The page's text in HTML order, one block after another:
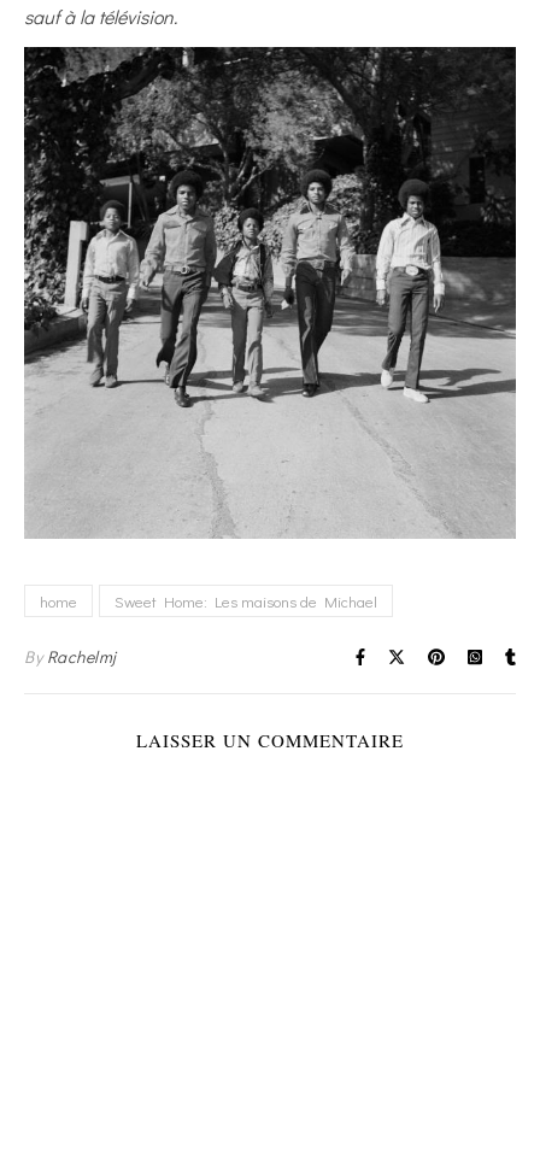
sauf à la télévision.
home Sweet Home: Les maisons de Michael
ByRachelmj
LAISSER UN COMMENTAIRE